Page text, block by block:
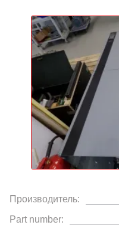
Производитель:
Part number: